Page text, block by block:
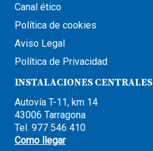
Canal ético
Política de cookies
Aviso Legal
Política de Privacidad
INSTALACIONES CENTRALES
Autovía T-11, km 14
43006 Tarragona
Tel. 977 546 410
Como llegar